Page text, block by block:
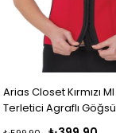
Arias Closet Kırmızı MI
Terletici Agraflı